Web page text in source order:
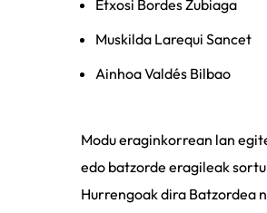
Etxosi Bordes Zubiaga
Muskilda Larequi Sancet
Ainhoa Valdés Bilbao
Modu eraginkorrean lan
edo batzorde eragileak
Hurrengoak dira Batzordea